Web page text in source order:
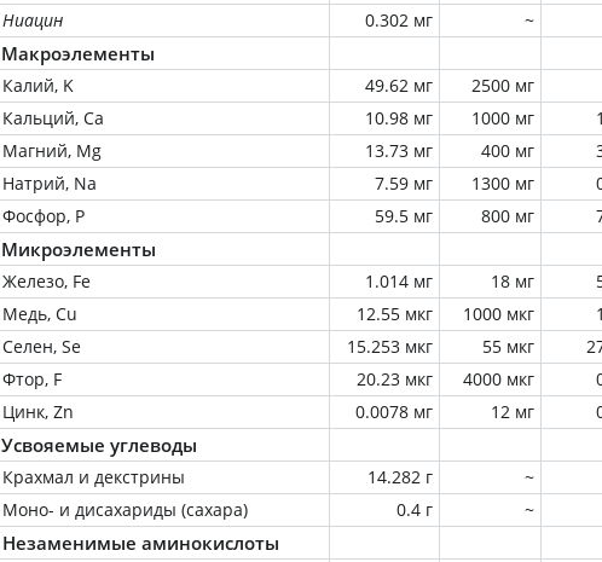
Ниацин
0.302 мг ~
Макроэлементы
Калий, K 49.62 мг 2500 мг
Кальций, Ca
10.98 мг 1000 мг
Магний, Mg
13.73 мг 400 мг
Натрий, Na
7.59 мг 1300 мг
Фосфор, P
59.5 мг 800 мг
Микроэлементы
Железо, Fe 1.014 мг 18 мг
Медь, Cu
12.55 мкг 1000 мкг
Селен, Se
15.253 мкг 55 мкг
Фтор, F
20.23 мкг 4000 мкг
Цинк, Zn
0.0078 мг 12 мг
Усвояемые углеводы
Крахмал и декстрины 14.282 г
~
Моно- и дисахариды (сахара)
0.4 г ~
Незаменимые аминокислоты